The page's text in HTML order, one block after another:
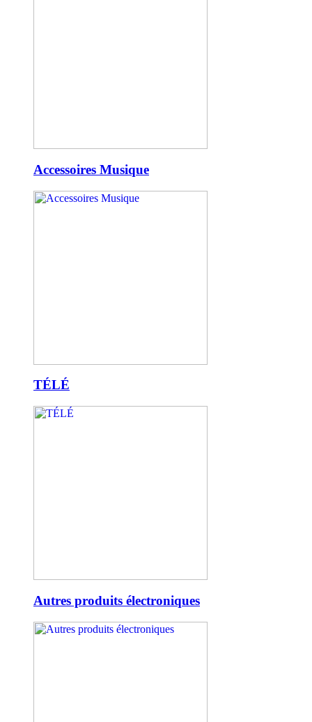
Accessoires Musique
TÉLÉ
Autres produits électroniques